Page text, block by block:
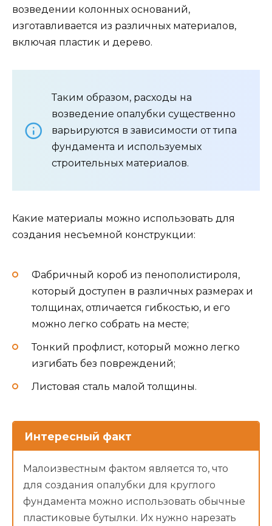
возведении колонных оснований,
изготавливается из различных материалов,
включая пластик и дерево.
Таким образом, расходы на
возведение опалубки существенно
варьируются в зависимости от типа
фундамента и используемых
строительных материалов.
Какие материалы можно использовать для
создания несъемной конструкции:
Фабричный короб из пенополистироля,
который доступен в различных размерах и
толщинах, отличается гибкостью, и его
можно легко собрать на месте;
Тонкий профлист, который можно легко
изгибать без повреждений;
Листовая сталь малой толщины.
Интересный факт
Малоизвестным фактом является то, что
для создания опалубки для круглого
фундамента можно использовать обычные
пластиковые бутылки. Их нужно нарезать